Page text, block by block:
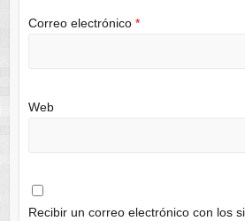
Correo electrónico *
Web
Recibir un correo electrónico con los